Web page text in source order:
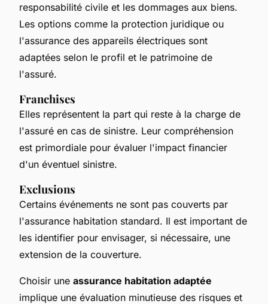
responsabilité civile et les dommages aux biens.
Les options comme la protection juridique ou
l'assurance des appareils électriques sont
adaptées selon le profil et le patrimoine de
l'assuré.
Franchises
Elles représentent la part qui reste à la charge de
l'assuré en cas de sinistre. Leur compréhension
est primordiale pour évaluer l'impact financier
d'un éventuel sinistre.
Exclusions
Certains événements ne sont pas couverts par
l'assurance habitation standard. Il est important de
les identifier pour envisager, si nécessaire, une
extension de la couverture.
Choisir une assurance habitation adaptée
implique une évaluation minutieuse des risques et